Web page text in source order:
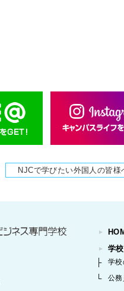
NJCで学びたい外国人の皆様
学
学
公務